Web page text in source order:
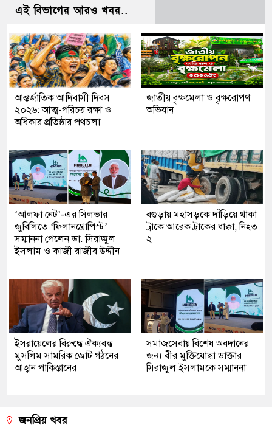
এই বিভাগের আরও খবর..
আন্তর্জাতিক আদিবাসী দিবস
২০২৬: আত্ম-পরিচয় রক্ষা ও
অধিকার প্রতিষ্ঠার পথচলা
জাতীয় বৃক্ষমেলা ও বৃক্ষরোপণ
অভিযান
‘আলফা নেট’-এর সিলভার
জুবিলিতে ‘ফিলানথ্রোপিস্ট’
সম্মাননা পেলেন ডা. সিরাজুল
ইসলাম ও কাজী রাজীব উদ্দীন
বগুড়ায় মহাসড়কে দাঁড়িয়ে থাকা
ট্রাকে আরেক ট্রাকের ধাক্কা, নিহত
২
ইসরায়েলের বিরুদ্ধে ঐক্যবদ্ধ
মুসলিম সামরিক জোট গঠনের
আহ্বান পাকিস্তানের
সমাজসেবায় বিশেষ অবদানের
জন্য বীর মুক্তিযোদ্ধা ডাক্তার
সিরাজুল ইসলামকে সম্মাননা
জনপ্রিয় খবর